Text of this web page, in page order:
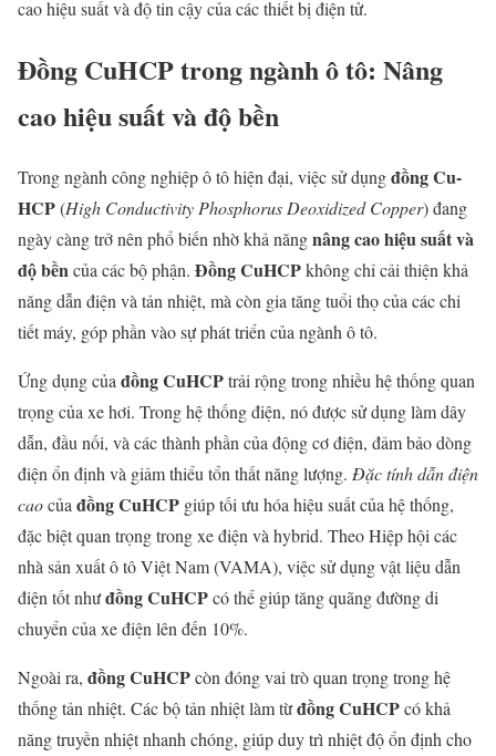
cao hiệu suất và độ tin cậy của các thiết bị điện tử.
Đồng CuHCP trong ngành ô tô: Nâng
cao hiệu suất và độ bền
Trong ngành công nghiệp ô tô hiện đại, việc sử dụngđồng Cu-
HCP(High Conductivity Phosphorus Deoxidized Copper) đang
ngày càng trở nên phổ biến nhờ khả năngnâng cao hiệu suất và
độ bềncủa các bộ phận. Đồng CuHCPkhông chỉ cải thiện khả
năng dẫn điện và tản nhiệt, mà còn gia tăng tuổi thọ của các chi
tiết máy, góp phần vào sự phát triển của ngành ô tô.
Ứng dụng của đồng CuHCPtrải rộng trong nhiều hệ thống quan
trọng của xe hơi. Trong hệ thống điện, nó được sử dụng làm dây
dẫn, đầu nối, và các thành phần của động cơ điện, đảm bảo dòng
điện ổn định và giảm thiểu tổn thất năng lượng. Đặc tính dẫn điện
caocủa đồng CuHCP giúp tối ưu hóa hiệu suất của hệ thống,
đặc biệt quan trọng trong xe điện và hybrid. Theo Hiệp hội các
nhà sản xuất ô tô Việt Nam (VAMA), việc sử dụng vật liệu dẫn
điện tốt nhưđồng CuHCPcó thể giúp tăng quãng đường di
chuyển của xe điện lên đến 10%.
Ngoài ra, đồng CuHCPcòn đóng vai trò quan trọng trong hệ
thống tản nhiệt. Các bộ tản nhiệt làm từđồng CuHCPcó khả
năng truyền nhiệt nhanh chóng, giúp duy trì nhiệt độ ổn định cho